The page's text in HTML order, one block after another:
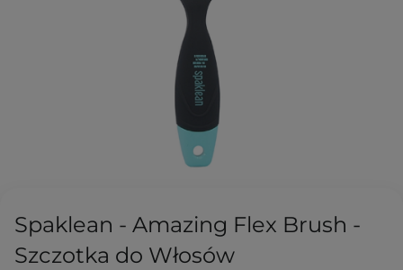
Spaklean - Amazing Flex Brush -
Szczotka do Włosów